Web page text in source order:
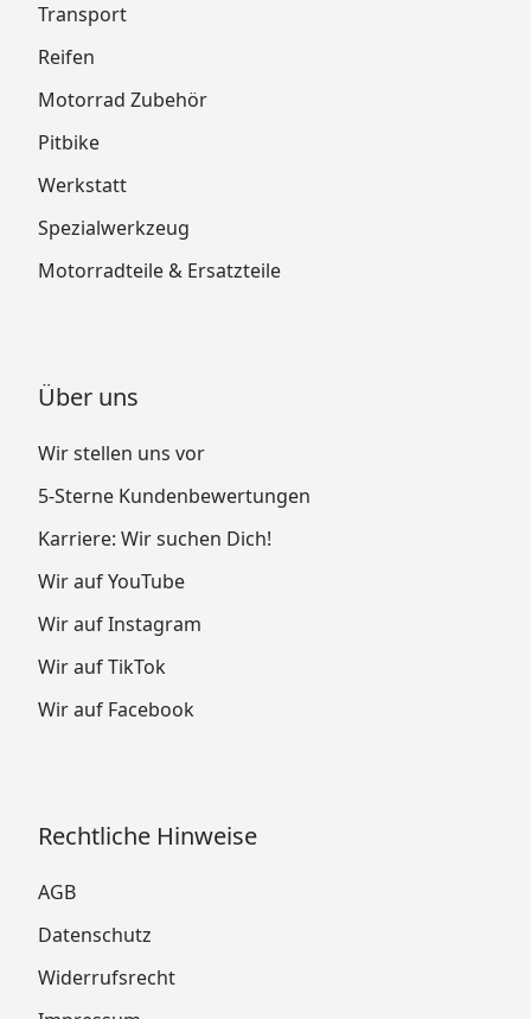
Transport
Reifen
Motorrad Zubehör
Pitbike
Werkstatt
Spezialwerkzeug
Motorradteile & Ersatzteile
Über uns
Wir stellen uns vor
5-Sterne Kundenbewertungen
Karriere: Wir suchen Dich!
Wir auf YouTube
Wir auf Instagram
Wir auf TikTok
Wir auf Facebook
Rechtliche Hinweise
AGB
Datenschutz
Widerrufsrecht